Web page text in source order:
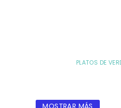
PLATOS DE
MOSTRAR MÁS